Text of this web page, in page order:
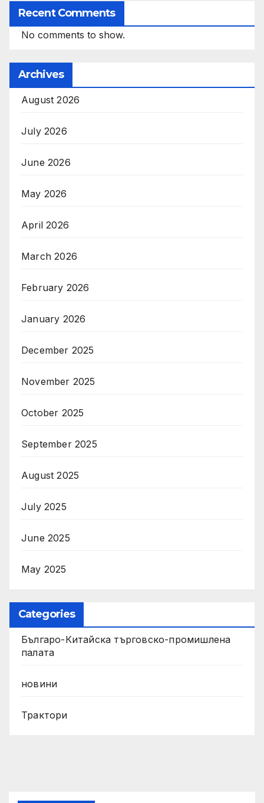
Recent Comments
No comments to show.
Archives
August 2026
July 2026
June 2026
May 2026
April 2026
March 2026
February 2026
January 2026
December 2025
November 2025
October 2025
September 2025
August 2025
July 2025
June 2025
May 2025
Categories
Българо-Китайска търговско-промишлена
палата
новини
Трактори